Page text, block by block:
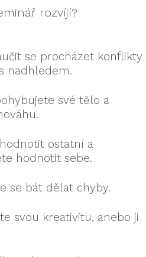
rozvíjí?
se procházet konflikty
nadhledem.
své tělo a
ostatní a
hodnotit sebe.
se bát dělat chyby.
svou kreativitu, anebo ji